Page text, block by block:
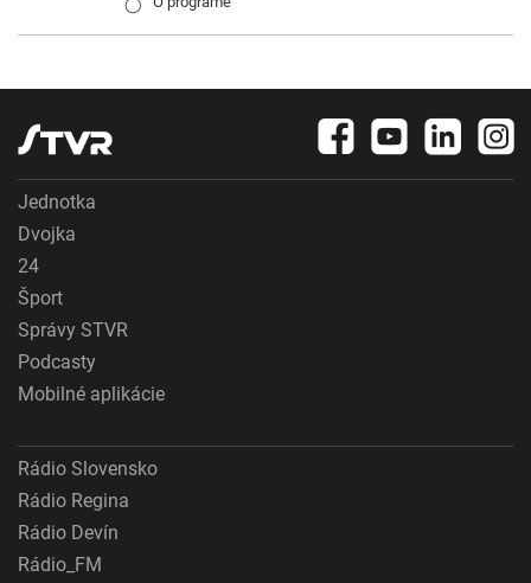
◯
Jednotka
Dvojka
24
Šport
Správy STVR
Podcasty
Mobilné aplikácie
Rádio Slovensko
Rádio Regina
Rádio Devín
Rádio_FM